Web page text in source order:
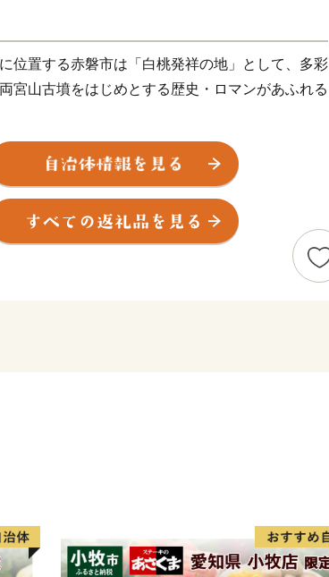
位置する赤磐市は「白桃発祥の地」として、多彩
宮山古墳をはじめとする歴史・ロマンがあふれる
ふるさと”を“未来”へつなぎ、すべての人が健康で
きいきと暮らせるまちを創りたい。こんな夢を実
民と行政が一体となったまちづくりを推進してい